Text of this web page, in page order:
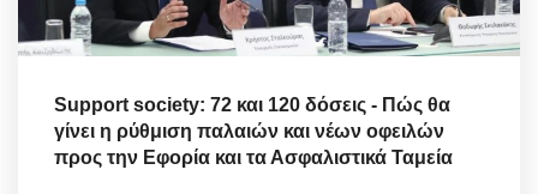
Support society: 72 και 120 δόσεις - Πώς θα
γίνει η ρύθμιση παλαιών και νέων οφειλών
προς την Εφορία και τα Ασφαλιστικά Ταμεία